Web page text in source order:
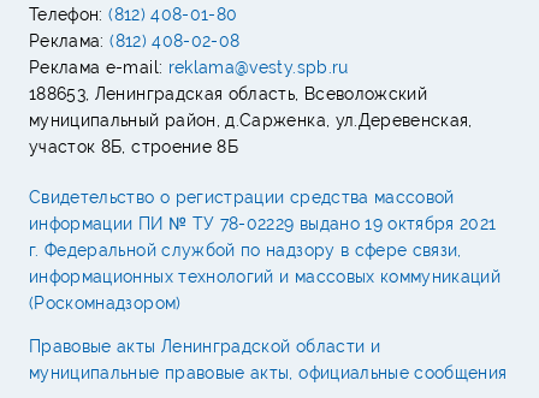
Телефон:(812) 408-01-80
Реклама:(812) 408-02-08
Реклама e-mail: reklama@vesty.spb.ru
188653, Ленинградская область, Всеволожский
муниципальный район, д.Сарженка, ул.Деревенская,
участок 8Б, строение 8Б
Свидетельство о регистрации средства массовой
информации ПИ № ТУ 78-02229 выдано 19 октября 2021
г. Федеральной службой по надзору в сфере связи,
информационных технологий и массовых коммуникаций
(Роскомнадзором)
Правовые акты Ленинградской области и
муниципальные правовые акты, официальные сообщения